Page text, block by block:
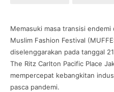
Memasuki masa transisi
Muslim Fashion Festival
diselenggarakan pada tanggal
The Ritz Carlton Pacific Place
mempercepat kebangkitan
pasca pandemi.